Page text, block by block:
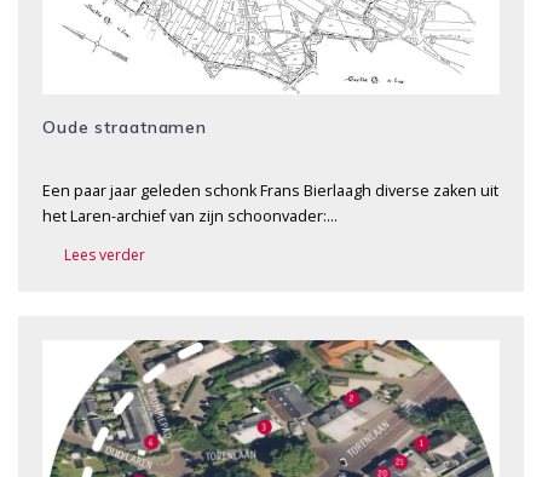
Oude straatnamen
Een paar jaar geleden schonk Frans Bierlaagh diverse zaken uit
het Laren-archief van zijn schoonvader:…
Lees verder